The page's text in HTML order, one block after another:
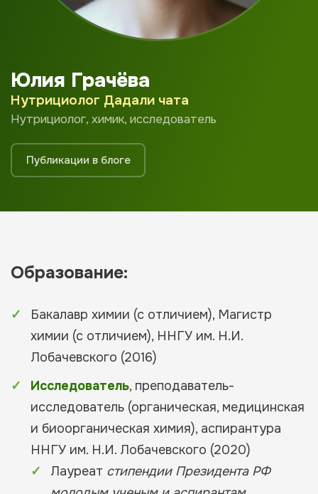
Юлия Грачёва
Нутрициолог Дадали чата
Нутрициолог, химик, исследователь
Публикации в блоге
Образование:
Бакалавр химии (с отличием), Магистр
химии (с отличием), ННГУ им. Н.И.
Лобачевского (2016)
Исследователь, преподаватель-
исследователь (органическая, медицинская
и биоорганическая химия), аспирантура
ННГУ им. Н.И. Лобачевского (2020)
Лауреат стипендии Президента РФ